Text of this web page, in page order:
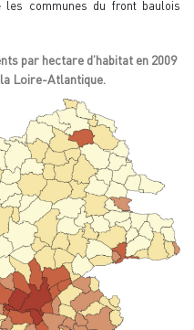
les communes du front baulois
par hectare d’habitat en 2009
Loire-Atlantique.